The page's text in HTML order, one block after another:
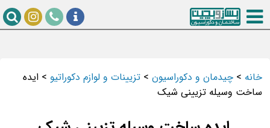
خانه>چیدمان و دکوراسیون>تزیینات و لوازم دکوراتیو>ایده
ساخت وسیله تزیینی شیک